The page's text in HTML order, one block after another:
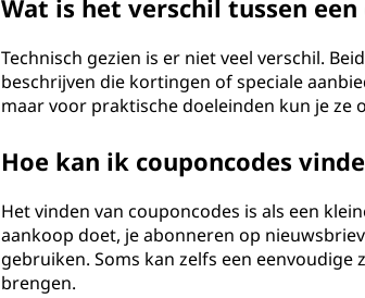
Wat is het verschil tussen
Technisch gezien is er niet veel verschil.
beschrijven die kortingen of speciale
maar voor praktische doeleinden kun je ze
Hoe kan ik couponcodes
Het vinden van couponcodes is als een
aankoop doet, je abonneren op
gebruiken. Soms kan zelfs een
brengen.